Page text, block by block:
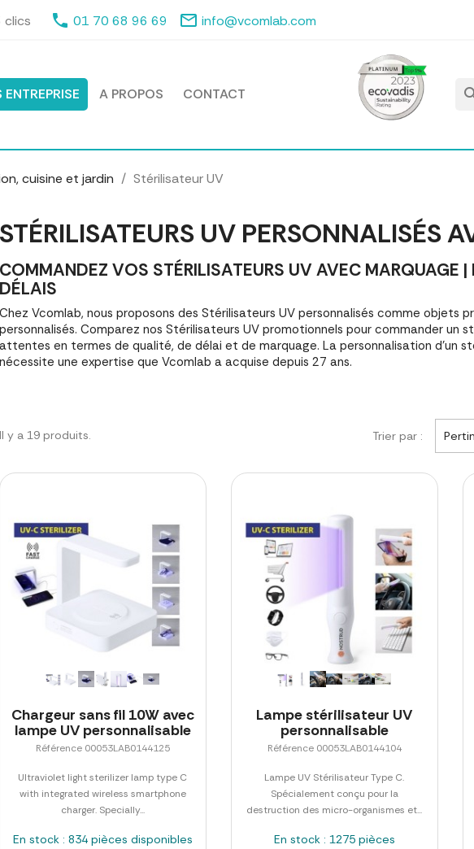
clics phone 01 70 68 96 69 mail_outline info@vcomlab.com
A PROPOS CONTACT
cuisine et jardin Stérilisateur UV
STÉRILISATEURS UV PERSONNALISÉS
COMMANDEZ VOS STÉRILISATEURS UV AVEC MARQUAGE |
DÉLAIS
Chez Vcomlab, nous proposons des Stérilisateurs UV personnalisés comme objets
personnalisés. Comparez nos Stérilisateurs UV promotionnels pour commander un
attentes en termes de qualité, de délai et de marquage. La personnalisation d'un
nécessite une expertise que Vcomlab a acquise depuis 27 ans.
Il y a 19 produits. Trier par :
Chargeur sans fil 10W avec
lampe UV personnalisable
Référence 00053LAB0144125
Ultraviolet light sterilizer lamp type C
with integrated wireless smartphone
charger. Specially...
En stock : 834 pièces disponibles
Lampe stérilisateur UV
personnalisable
Référence 00053LAB0144104
Lampe UV Stérilisateur Type C.
Spécialement conçu pour la
destruction des micro-organismes et...
En stock : 1275 pièces